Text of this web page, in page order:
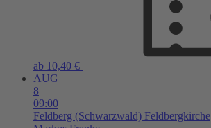
ab 10,40 €
AUG
8
09:00
Feldberg (Schwarzwald) Feldbergkirche